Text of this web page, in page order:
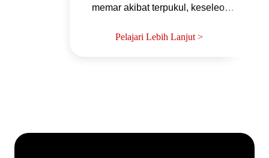
memar akibat terpukul, keseleo,
masuk angin, perut kembung, dan
Pelajari Lebih Lanjut >